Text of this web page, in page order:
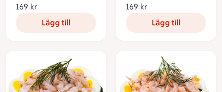
169 kr
Lägg till
169 kr
Lägg till